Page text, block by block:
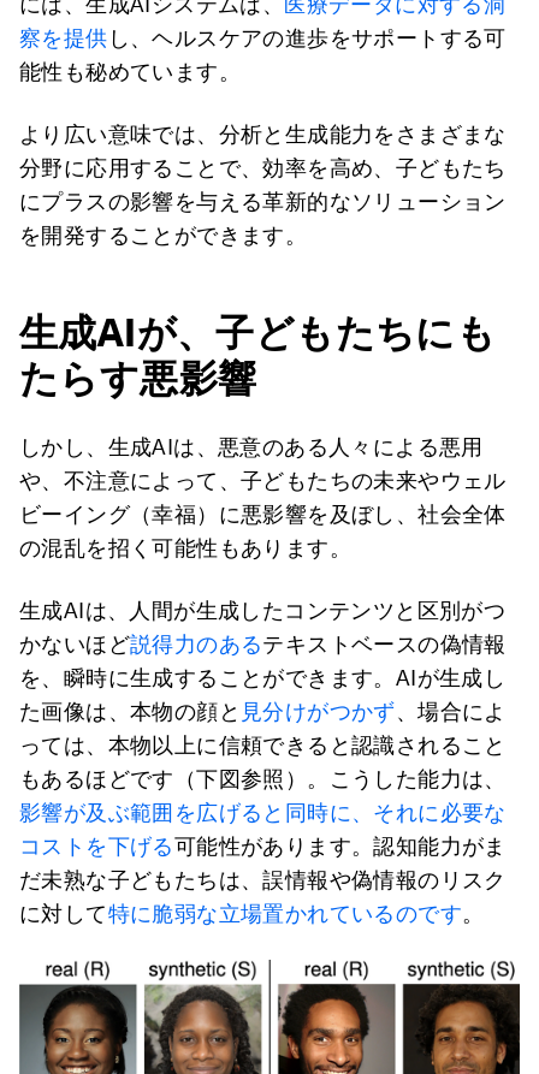
察を提供 し、ヘルスケアの進歩をサポートする可
能性も秘めています。
より広い意味では、分析と生成能力をさまざまな
分野に応用することで、効率を高め、子どもたち
にプラスの影響を与える革新的なソリューション
を開発することができます。
生成AIが、子どもたちにも
たらす悪影響
しかし、生成AIは、悪意のある人々による悪用
や、不注意によって、子どもたちの未来やウェル
ビーイング（幸福）に悪影響を及ぼし、社会全体
の混乱を招く可能性もあります。
生成AIは、人間が生成したコンテンツと区別がつ
かないほど説得力のあるテキストベースの偽情報
を、瞬時に生成することができます。AIが生成し
た画像は、本物の顔と 見分けがつかず、場合によ
っては、本物以上に信頼できると認識されること
もあるほどです（下図参照）。こうした能力は、
影響が及ぶ範囲を広げると同時に、それに必要な
コストを下げる可能性があります。認知能力がま
だ未熟な子どもたちは、誤情報や偽情報のリスク
に対して特に脆弱な立場置かれているのです。